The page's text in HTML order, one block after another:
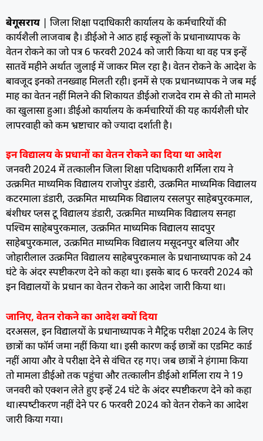
बेगूसराय | जिला शिक्षा पदाधिकारी कार्यालय के कर्मचारियों की
कार्यशैली लाजवाब है। डीईओ ने आठ हाई स्कूलों के प्रधानाध्यापक के
वेतन रोकने का जो पत्र 6 फरवरी 2024 को जारी किया था वह पत्र इन्हें
सातवें महीने अर्थात जुलाई में जाकर मिल रहा है। वेतन रोकने के आदेश के
बावजूद इनको तनख्वाह मिलती रही। इनमें से एक प्रधानध्यापक ने जब मई
माह का वेतन नहीं मिलने की शिकायत डीईओ राजदेव राम से की तो मामले
का खुलासा हुआ। डीईओ कार्यालय के कर्मचारियों की यह कार्यशैली घोर
लापरवाही को कम भ्रष्टाचार को ज्यादा दर्शाती है।
इन विद्यालय के प्रधानों का वेतन रोकने का दिया था आदेश
जनवरी 2024 में तत्कालीन जिला शिक्षा पदािधकारी शर्मिला राय ने
उत्क्रमित माध्यमिक विद्यालय राजोपुर डंडारी, उत्क्रमित माध्यमिक विद्यालय
कटरमाला डंडारी, उत्क्रमित माध्यमिक विद्यालय रसलपुर साहेबपुरकमाल,
बंशीधर प्लस टू विद्यालय डंडारी, उत्क्रमित माध्यमिक विद्यालय सनहा
पश्चिम साहेबपुरकमाल, उत्क्रमित माध्यमिक विद्यालय सादपुर
साहेबपुरकमाल, उत्क्रमित माध्यमिक विद्यालय मसूदनपुर बलिया और
जोहारीलाल उत्क्रमित विद्यालय साहेबपुरकमाल के प्रधानाध्यापक को 24
घंटे के अंदर स्पष्टीकरण देने को कहा था। इसके बाद 6 फरवरी 2024 को
इन विद्यालयों के प्रधान का वेतन रोकने का आदेश जारी किया था।
जानिए, वेतन रोकने का आदेश क्यों दिया
दरअसल, इन विद्यालयों के प्रधानाध्यापक ने मैट्रिक परीक्षा 2024 के लिए
छात्रों का फाॅर्म जमा नहीं किया था। इसी कारण कई छात्रों का एडमिट कार्ड
नहीं आया और वे परीक्षा देने से वंचित रह गए। जब छात्रों ने हंगामा किया
तो मामला डीईओ तक पहुंचा और तत्कालीन डीईओ शर्मिला राय ने 19
जनवरी को एक्शन लेते हुए इन्हें 24 घंटे के अंदर स्पष्टीकरण देने को कहा
था।स्‍पष्‍टीकरण नहीं देने पर 6 फरवरी 2024 को वेतन रोकने का आदेश
जारी किया गया।